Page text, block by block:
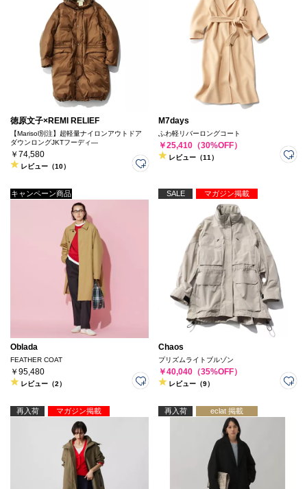
徳原文子×REMI RELIEF
【Marisol別注】超軽量ナイロンアウトドア
ダウンロングJKTフーディ―
￥74,580
レビュー（10）
M7days
ふわ軽リバーロングコート
￥25,410（30%OFF）
レビュー（11）
キャンペーン商品
Oblada
FEATHER COAT
￥95,480
レビュー（2）
SALE マガジン掲載
Chaos
プリズムライトブルゾン
￥40,040（35%OFF）
レビュー（9）
再入荷 マガジン掲載 再入荷 eclat 掲載